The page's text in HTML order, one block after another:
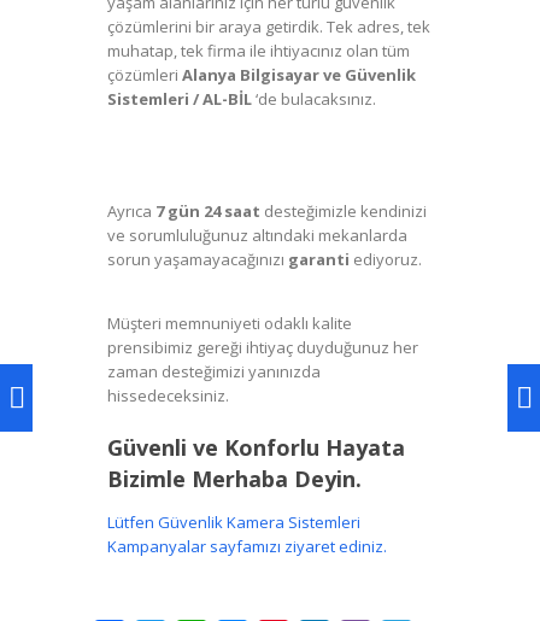
çözümlerini bir araya getirdik. Tek adres, tek
muhatap, tek firma ile ihtiyacınız olan tüm
çözümleri Alanya Bilgisayar ve Güvenlik
Sistemleri / AL-BİL‘de bulacaksınız.
Ayrıca 7 gün 24 saat desteğimizle kendinizi
ve sorumluluğunuz altındaki mekanlarda
sorun yaşamayacağınızı garanti ediyoruz.
Müşteri memnuniyeti odaklı kalite
prensibimiz gereği ihtiyaç duyduğunuz her
zaman desteğimizi yanınızda
hissedeceksiniz.
Güvenli ve Konforlu Hayata
Bizimle Merhaba Deyin.
Lütfen Güvenlik Kamera Sistemleri
Kampanyalar sayfamızı ziyaret ediniz.